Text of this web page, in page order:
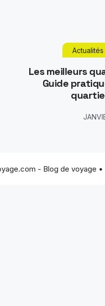
Actualités
Les meilleurs
Guide
- Blog de voyage •